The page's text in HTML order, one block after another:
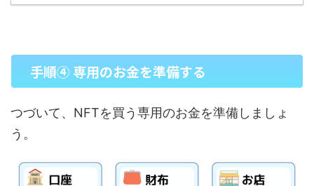
手順④ 専用のお金を準備する
つづいて、NFTを買う専用のお金を準備しましょ
う。